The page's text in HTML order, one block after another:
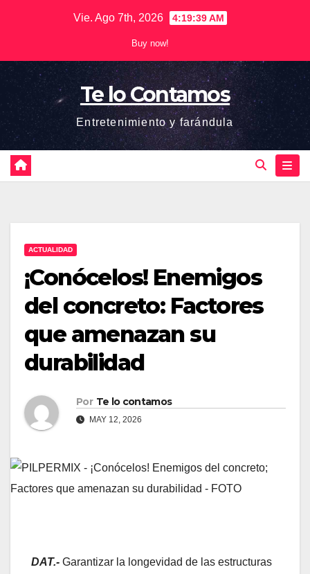
Vie. Ago 7th, 2026 4:19:40 AM
Buy now!
Te lo Contamos
Entretenimiento y farándula
ACTUALIDAD
¡Conócelos! Enemigos
del concreto: Factores
que amenazan su
durabilidad
Por Te lo contamos
MAY 12, 2026
DAT.- Garantizar la longevidad de las estructuras